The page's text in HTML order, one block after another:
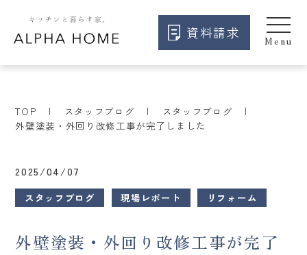
資料請求
TOP スタッフブログ
スタッフブログ
外壁塗装・外回り改修工事が完了しました
2025/04/07
スタッフブログ 現場レポート リフォーム
外壁塗装・外回り改修工事が完了